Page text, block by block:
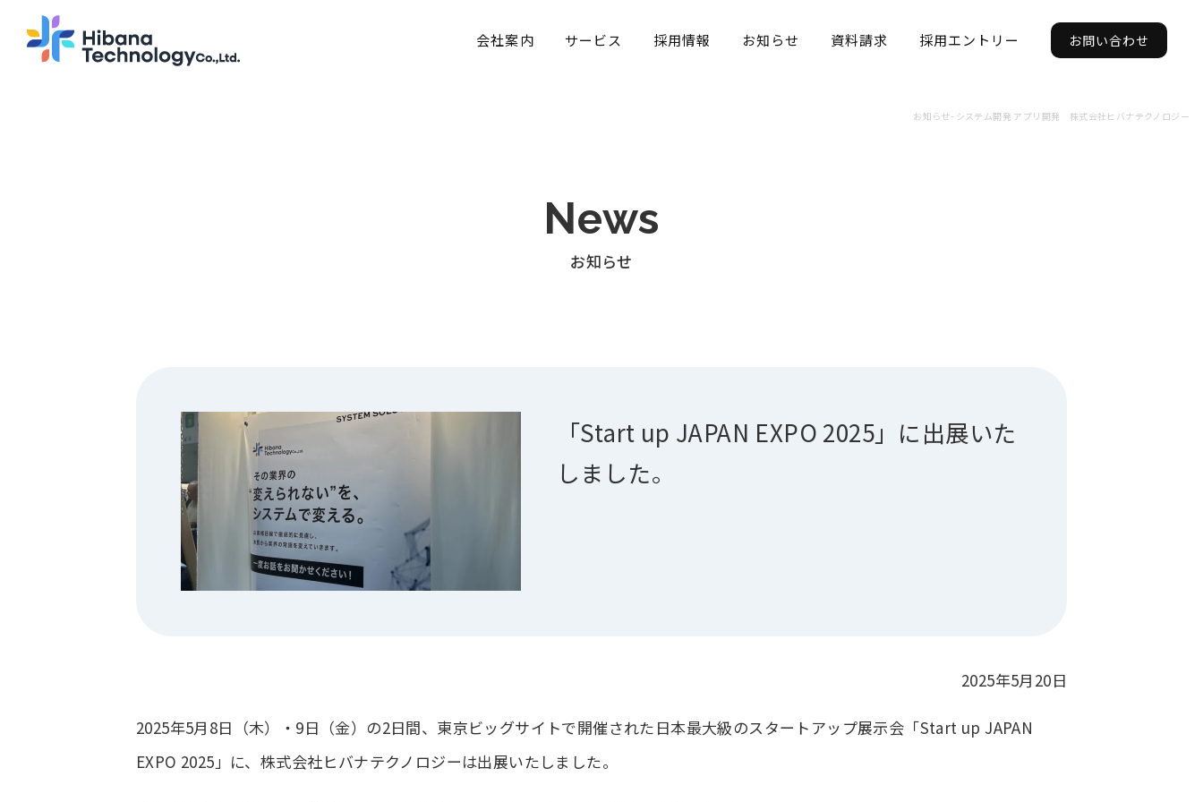
会社案内 サービス 採用情報 お知らせ 資料請求 採用エントリー お問い合わせ
お知らせ- システム開発 アプリ開発 株式会社ヒバナテクノロジー
News
お知らせ
「Start up JAPAN EXPO 2025」に出展いた
しました。
2025年5月20日
2025年5月8日（木）・9日（金）の2日間、東京ビッグサイトで開催された日本最大級のスタートアップ展示会「Start up JAPAN
EXPO 2025」に、株式会社ヒバナテクノロジーは出展いたしました。